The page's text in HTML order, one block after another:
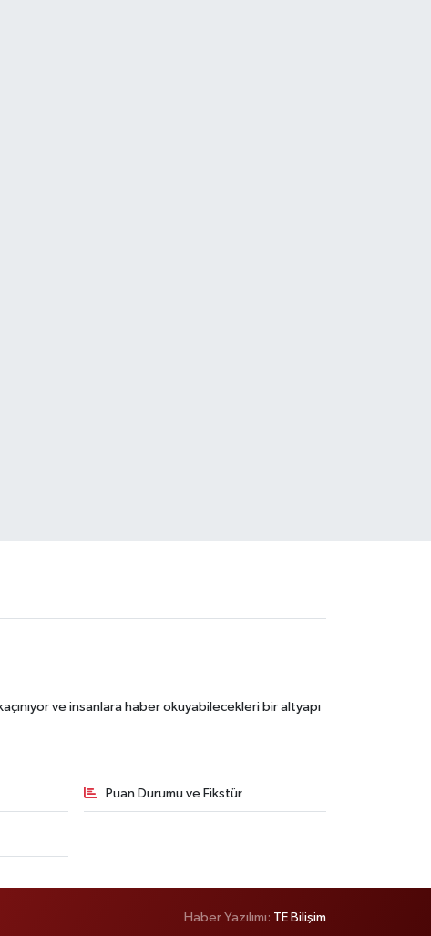
ve insanlara haber okuyabilecekleri bir altyapı
Puan Durumu ve Fikstür
Haber Yazılımı: TE Bilişim